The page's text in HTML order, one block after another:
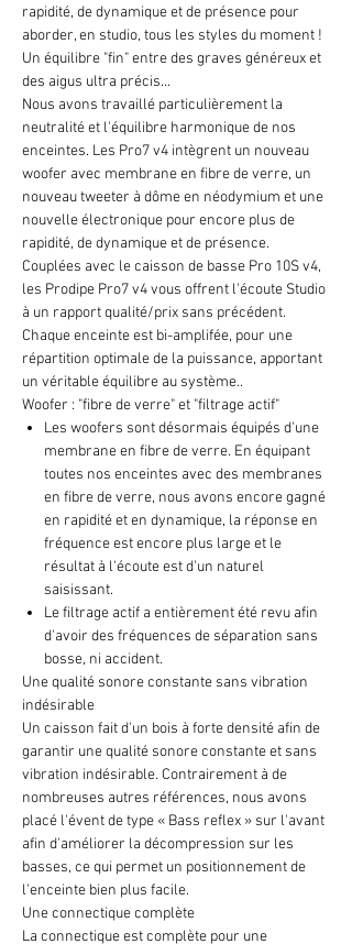
rapidité, de dynamique et de présence pour
aborder, en studio, tous les styles du moment !
Un équilibre "fin" entre des graves généreux et
des aigus ultra précis...
Nous avons travaillé particulièrement la
neutralité et l'équilibre harmonique de nos
enceintes. Les Pro7 v4 intègrent un nouveau
woofer avec membrane en fibre de verre, un
nouveau tweeter à dôme en néodymium et une
nouvelle électronique pour encore plus de
rapidité, de dynamique et de présence.
Couplées avec le caisson de basse Pro 10S v4,
les Prodipe Pro7 v4 vous offrent l'écoute Studio
à un rapport qualité/prix sans précédent.
Chaque enceinte est bi-amplifée, pour une
répartition optimale de la puissance, apportant
un véritable équilibre au système..
Woofer : "fibre de verre" et "filtrage actif"
Les woofers sont désormais équipés d'une
membrane en fibre de verre. En équipant
toutes nos enceintes avec des membranes
en fibre de verre, nous avons encore gagné
en rapidité et en dynamique, la réponse en
fréquence est encore plus large et le
résultat à l'écoute est d'un naturel
saisissant.
Le filtrage actif a entièrement été revu afin
d'avoir des fréquences de séparation sans
bosse, ni accident.
Une qualité sonore constante sans vibration
indésirable
Un caisson fait d'un bois à forte densité afin de
garantir une qualité sonore constante et sans
vibration indésirable. Contrairement à de
nombreuses autres références, nous avons
placé l'évent de type « Bass reflex » sur l'avant
afin d'améliorer la décompression sur les
basses, ce qui permet un positionnement de
l'enceinte bien plus facile.
Une connectique complète
La connectique est complète pour une